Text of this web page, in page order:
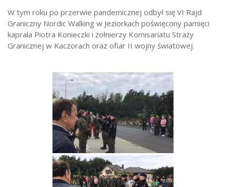
Bursa/Internat
Rekrutacja
Oferty pracy dla pracowników
W tym roku po przerwie pandemicznej odbył się VI Rajd
Graniczny Nordic Walking w Jeziorkach poświęcony pamięci
kaprala Piotra Konieczki i żołnierzy Komisariatu Straży
Granicznej w Kaczorach oraz ofiar II wojny światowej.